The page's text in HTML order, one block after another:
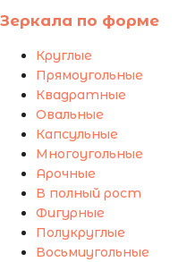
Зеркала по форме
Круглые
Прямоугольные
Квадратные
Овальные
Капсульные
Многоугольные
Арочные
В полный рост
Фигурные
Полукруглые
Восьмиугольные